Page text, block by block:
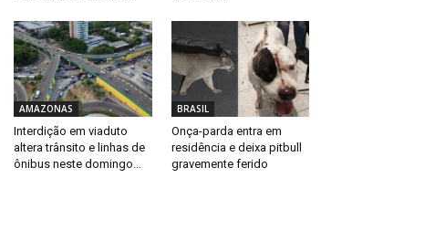
AMAZONAS
Interdição em viaduto
altera trânsito e linhas de
ônibus neste domingo...
BRASIL
Onça-parda entra em
residência e deixa pitbull
gravemente ferido